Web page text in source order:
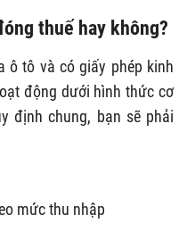
thuế hay không?
ô tô và có giấy phép kinh
động dưới hình thức cơ
định chung, bạn sẽ phải
mức thu nhập